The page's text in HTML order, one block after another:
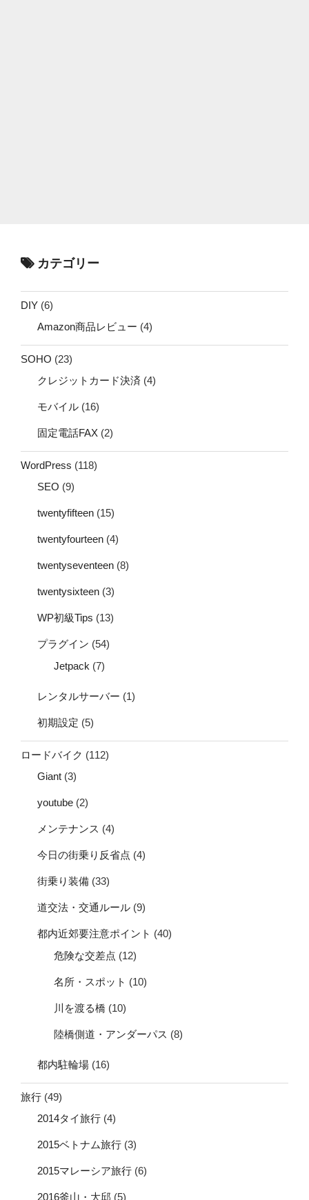
カテゴリー
DIY (6)
Amazon商品レビュー (4)
SOHO (23)
クレジットカード決済 (4)
モバイル (16)
固定電話FAX (2)
WordPress (118)
SEO (9)
twentyfifteen (15)
twentyfourteen (4)
twentyseventeen (8)
twentysixteen (3)
WP初級Tips (13)
プラグイン (54)
Jetpack (7)
レンタルサーバー (1)
初期設定 (5)
ロードバイク (112)
Giant (3)
youtube (2)
メンテナンス (4)
今日の街乗り反省点 (4)
街乗り装備 (33)
道交法・交通ルール (9)
都内近郊要注意ポイント (40)
危険な交差点 (12)
名所・スポット (10)
川を渡る橋 (10)
陸橋側道・アンダーパス (8)
都内駐輪場 (16)
旅行 (49)
2014タイ旅行 (4)
2015ベトナム旅行 (3)
2015マレーシア旅行 (6)
2016釜山・大邱 (5)